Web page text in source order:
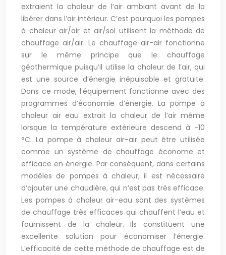
extraient la chaleur de l’air ambiant avant de la
libérer dans l’air intérieur. C’est pourquoi les pompes
à chaleur air/air et air/sol utilisent la méthode de
chauffage air/air. Le chauffage air-air fonctionne
sur le même principe que le chauffage
géothermique puisqu’il utilise la chaleur de l’air, qui
est une source d’énergie inépuisable et gratuite.
Dans ce mode, l’équipement fonctionne avec des
programmes d’économie d’énergie. La pompe à
chaleur air eau extrait la chaleur de l’air même
lorsque la température extérieure descend à -10
°C. La pompe à chaleur air-air peut être utilisée
comme un système de chauffage économe et
efficace en énergie. Par conséquent, dans certains
modèles de pompes à chaleur, il est nécessaire
d’ajouter une chaudière, qui n’est pas très efficace.
Les pompes à chaleur air-eau sont des systèmes
de chauffage très efficaces qui chauffent l’eau et
fournissent de la chaleur. Ils constituent une
excellente solution pour économiser l’énergie.
L’efficacité de cette méthode de chauffage est de